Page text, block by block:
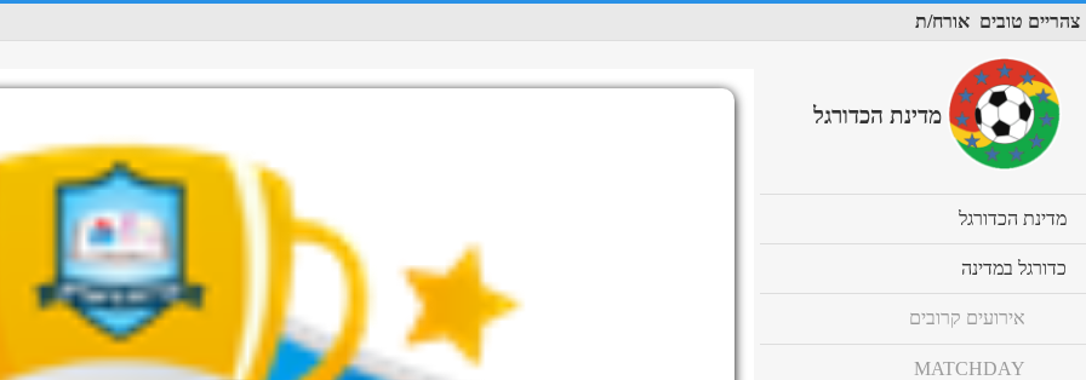
צהריים טובים אורח/ת
מדינת הכדורגל
מדינת הכדורגל
to
כדורגל במדינה
to
אירועים קרובים
MATCHDAY